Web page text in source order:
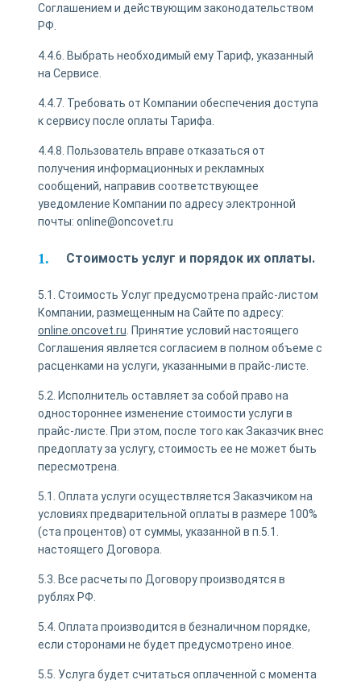
Соглашением и действующим законодательством
РФ.
4.4.6. Выбрать необходимый ему Тариф, указанный
на Сервисе.
4.4.7. Требовать от Компании обеспечения доступа
к сервису после оплаты Тарифа.
4.4.8. Пользователь вправе отказаться от
получения информационных и рекламных
сообщений, направив соответствующее
уведомление Компании по адресу электронной
почты: online@oncovet.ru
Стоимость услуг и порядок их оплаты.
5.1. Стоимость Услуг предусмотрена прайс-листом
Компании, размещенным на Сайте по адресу:
online.oncovet.ru . Принятие условий настоящего
Соглашения является согласием в полном объеме с
расценками на услуги, указанными в прайс-листе.
5.2. Исполнитель оставляет за собой право на
одностороннее изменение стоимости услуги в
прайс-листе. При этом, после того как Заказчик внес
предоплату за услугу, стоимость ее не может быть
пересмотрена.
5.1. Оплата услуги осуществляется Заказчиком на
условиях предварительной оплаты в размере 100%
(ста процентов) от суммы, указанной в п.5.1.
настоящего Договора.
5.3. Все расчеты по Договору производятся в
рублях РФ.
5.4. Оплата производится в безналичном порядке,
если сторонами не будет предусмотрено иное.
5.5. Услуга будет считаться оплаченной с момента